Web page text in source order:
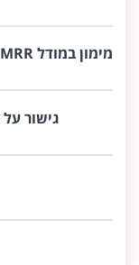
מימון במודל ARR/MRR
גישור